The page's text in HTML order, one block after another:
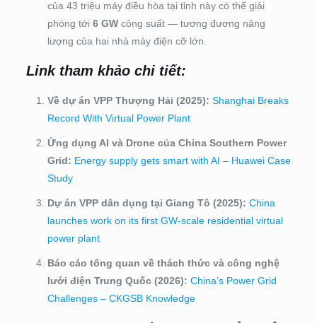
của 43 triệu máy điều hòa tại tỉnh này có thể giải
phóng tới 6 GWcông suất — tương đương năng
lượng của hai nhà máy điện cỡ lớn.
Link tham khảo chi tiết:
Về dự án VPP Thượng Hải (2025): Shanghai Breaks
Record With Virtual Power Plant
Ứng dụng AI và Drone của China Southern Power
Grid: Energy supply gets smart with AI – Huawei Case
Study
Dự án VPP dân dụng tại Giang Tô (2025): China
launches work on its first GW-scale residential virtual
power plant
Báo cáo tổng quan về thách thức và công nghệ
lưới điện Trung Quốc (2026): China’s Power Grid
Challenges – CKGSB Knowledge